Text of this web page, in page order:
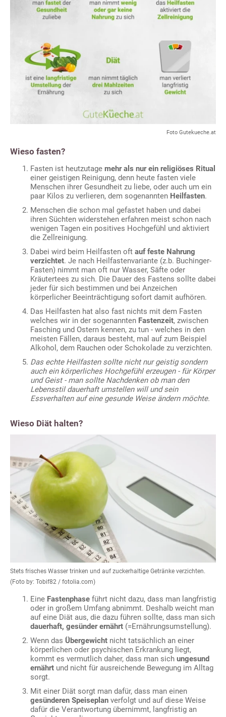
Foto Gutekueche.at
Wieso fasten?
Fasten ist heutzutage mehr als nur ein religiöses Ritual
einer geistigen Reinigung, denn heute fasten viele
Menschen ihrer Gesundheit zu liebe, oder auch um ein
paar Kilos zu verlieren, dem sogenannten Heilfasten.
Menschen die schon mal gefastet haben und dabei
ihren Süchten widerstehen erfahren meist schon nach
wenigen Tagen ein positives Hochgefühl und aktiviert
die Zellreinigung.
Dabei wird beim Heilfasten oft auf feste Nahrung
verzichtet. Je nach Heilfastenvariante (z.b. Buchinger-
Fasten) nimmt man oft nur Wasser, Säfte oder
Kräutertees zu sich. Die Dauer des Fastens sollte dabei
jeder für sich bestimmen und bei Anzeichen
körperlicher Beeinträchtigung sofort damit aufhören.
Das Heilfasten hat also fast nichts mit dem Fasten
welches wir in der sogenannten Fastenzeit, zwischen
Fasching und Ostern kennen, zu tun - welches in den
meisten Fällen, daraus besteht, mal auf zum Beispiel
Alkohol, dem Rauchen oder Schokolade zu verzichten.
Das echte Heilfasten sollte nicht nur geistig sondern
auch ein körperliches Hochgefühl erzeugen - für Körper
und Geist - man sollte Nachdenken ob man den
Lebensstil dauerhaft umstellen will und sein
Essverhalten auf eine gesunde Weise ändern möchte.
Wieso Diät halten?
Stets frisches Wasser trinken und auf zuckerhaltige Getränke verzichten.
(Foto by: Tobif82 / fotolia.com)
Eine Fastenphase führt nicht dazu, dass man langfristig
oder in großem Umfang abnimmt. Deshalb weicht man
auf eine Diät aus, die dazu führen sollte, dass man sich
dauerhaft, gesünder ernährt (=Ernährungsumstellung).
Wenn das Übergewicht nicht tatsächlich an einer
körperlichen oder psychischen Erkrankung liegt,
kommt es vermutlich daher, dass man sich ungesund
ernährt und nicht für ausreichende Bewegung im Alltag
sorgt.
Mit einer Diät sorgt man dafür, dass man einen
gesünderen Speiseplan verfolgt und auf diese Weise
dafür die Verantwortung übernimmt, langfristig an